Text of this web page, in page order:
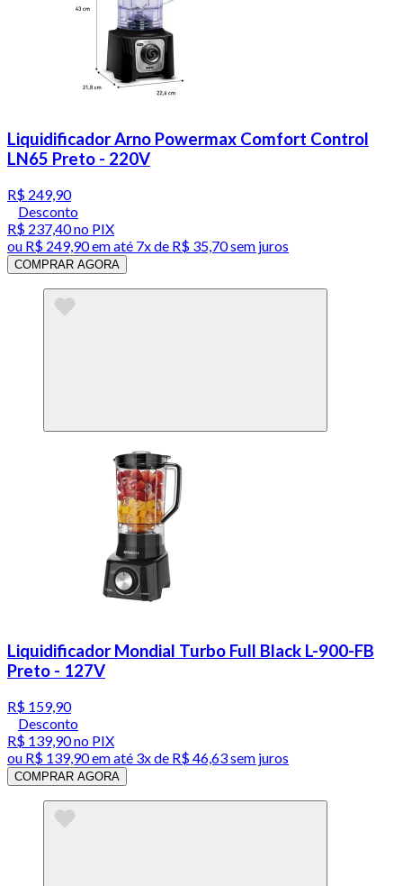
Liquidificador Arno Powermax Comfort Control
LN65 Preto - 220V
R$ 249,90
Desconto
R$ 237,40no PIX
ou R$ 249,90em até 7x de R$ 35,70 sem juros
COMPRAR AGORA
Liquidificador Mondial Turbo Full Black L-900-FB
Preto - 127V
R$ 159,90
Desconto
R$ 139,90no PIX
ou R$ 139,90em até 3x de R$ 46,63 sem juros
COMPRAR AGORA